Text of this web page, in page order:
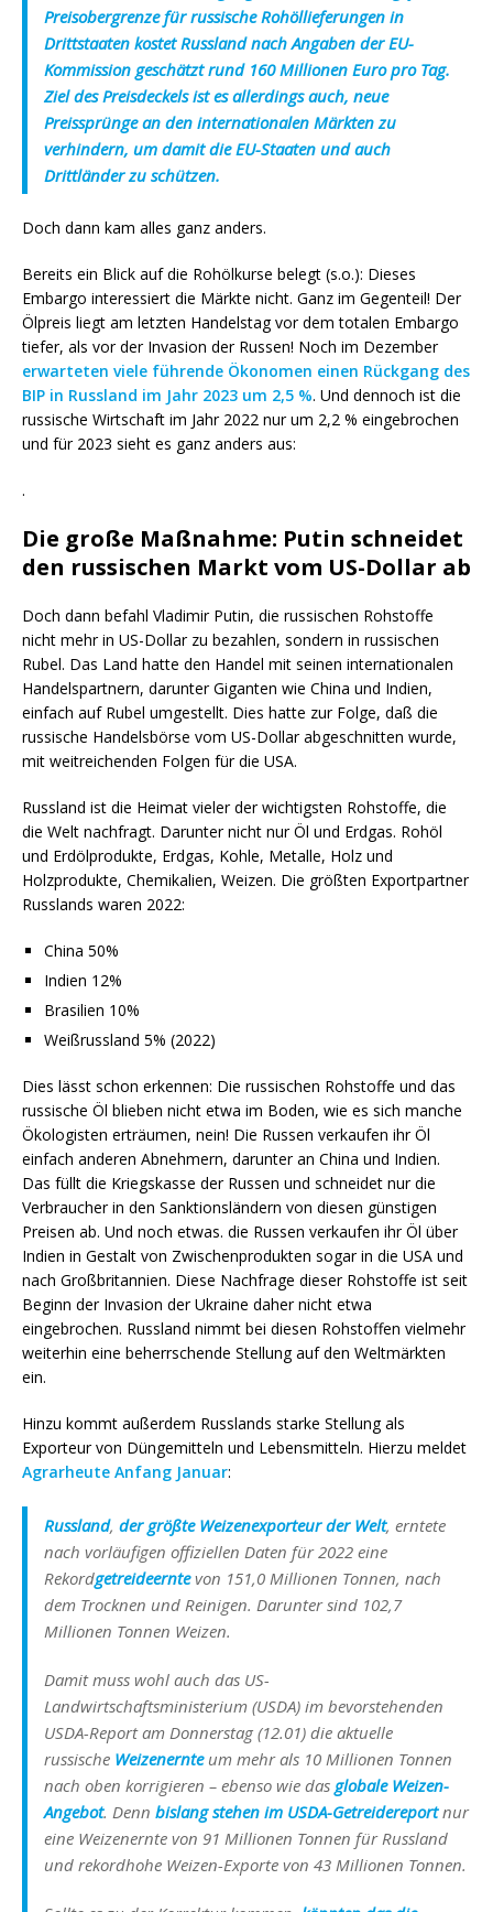
Preisobergrenze für russische Rohöllieferungen in
Drittstaaten kostet Russland nach Angaben der EU-
Kommission geschätzt rund 160 Millionen Euro pro Tag.
Ziel des Preisdeckels ist es allerdings auch, neue
Preissprünge an den internationalen Märkten zu
verhindern, um damit die EU-Staaten und auch
Drittländer zu schützen.
Doch dann kam alles ganz anders.
Bereits ein Blick auf die Rohölkurse belegt (s.o.): Dieses
Embargo interessiert die Märkte nicht. Ganz im Gegenteil! Der
Ölpreis liegt am letzten Handelstag vor dem totalen Embargo
tiefer, als vor der Invasion der Russen! Noch im Dezember
erwarteten viele führende Ökonomen einen Rückgang des
BIP in Russland im Jahr 2023 um 2,5 %. Und dennoch ist die
russische Wirtschaft im Jahr 2022 nur um 2,2 % eingebrochen
und für 2023 sieht es ganz anders aus:
.
Die große Maßnahme: Putin schneidet
den russischen Markt vom US-Dollar ab
Doch dann befahl Vladimir Putin, die russischen Rohstoffe
nicht mehr in US-Dollar zu bezahlen, sondern in russischen
Rubel. Das Land hatte den Handel mit seinen internationalen
Handelspartnern, darunter Giganten wie China und Indien,
einfach auf Rubel umgestellt. Dies hatte zur Folge, daß die
russische Handelsbörse vom US-Dollar abgeschnitten wurde,
mit weitreichenden Folgen für die USA.
Russland ist die Heimat vieler der wichtigsten Rohstoffe, die
die Welt nachfragt. Darunter nicht nur Öl und Erdgas. Rohöl
und Erdölprodukte, Erdgas, Kohle, Metalle, Holz und
Holzprodukte, Chemikalien, Weizen. Die größten Exportpartner
Russlands waren 2022:
China 50%
Indien 12%
Brasilien 10%
Weißrussland 5% (2022)
Dies lässt schon erkennen: Die russischen Rohstoffe und das
russische Öl blieben nicht etwa im Boden, wie es sich manche
Ökologisten erträumen, nein! Die Russen verkaufen ihr Öl
einfach anderen Abnehmern, darunter an China und Indien.
Das füllt die Kriegskasse der Russen und schneidet nur die
Verbraucher in den Sanktionsländern von diesen günstigen
Preisen ab. Und noch etwas. die Russen verkaufen ihr Öl über
Indien in Gestalt von Zwischenprodukten sogar in die USA und
nach Großbritannien. Diese Nachfrage dieser Rohstoffe ist seit
Beginn der Invasion der Ukraine daher nicht etwa
eingebrochen. Russland nimmt bei diesen Rohstoffen vielmehr
weiterhin eine beherrschende Stellung auf den Weltmärkten
ein.
Hinzu kommt außerdem Russlands starke Stellung als
Exporteur von Düngemitteln und Lebensmitteln. Hierzu meldet
Agrarheute Anfang Januar:
Russland, der größte Weizenexporteur der Welt, erntete
nach vorläufigen offiziellen Daten für 2022 eine
Rekordgetreideerntevon 151,0 Millionen Tonnen, nach
dem Trocknen und Reinigen. Darunter sind 102,7
Millionen Tonnen Weizen.
Damit muss wohl auch das US-
Landwirtschaftsministerium (USDA) im bevorstehenden
USDA-Report am Donnerstag (12.01) die aktuelle
russische Weizenernteum mehr als 10 Millionen Tonnen
nach oben korrigieren – ebenso wie das globale Weizen-
Angebot. Denn bislang stehen im USDA-Getreidereportnur
eine Weizenernte von 91 Millionen Tonnen für Russland
und rekordhohe Weizen-Exporte von 43 Millionen Tonnen.